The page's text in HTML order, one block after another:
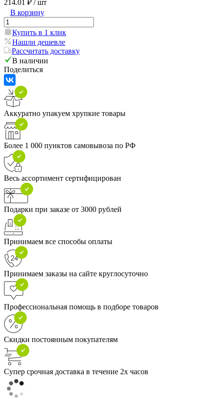
214.01 ₽ / шт
В корзину
Купить в 1 клик
Нашли дешевле
Рассчитать доставку
В наличии
Поделиться
Аккуратно упакуем хрупкие товары
Более 1 000 пунктов самовывоза по РФ
Весь ассортимент сертифицирован
Подарки при заказе от 3000 рублей
Принимаем все способы оплаты
Принимаем заказы на сайте круглосуточно
Профессиональная помощь в подборе товаров
Скидки постоянным покупателям
Супер срочная доставка в течение 2х часов